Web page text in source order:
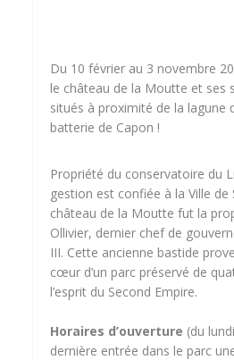
Du 10 février au 3 novembre
le château de la Moutte et ses
situés à proximité de la lagune
batterie de Capon !
Propriété du conservatoire du
gestion est confiée à la Ville de
château de la Moutte fut la
Ollivier, dernier chef de
III. Cette ancienne bastide
cœur d’un parc préservé de
l’esprit du Second Empire.
Horaires d’ouverture (du
dernière entrée dans le parc